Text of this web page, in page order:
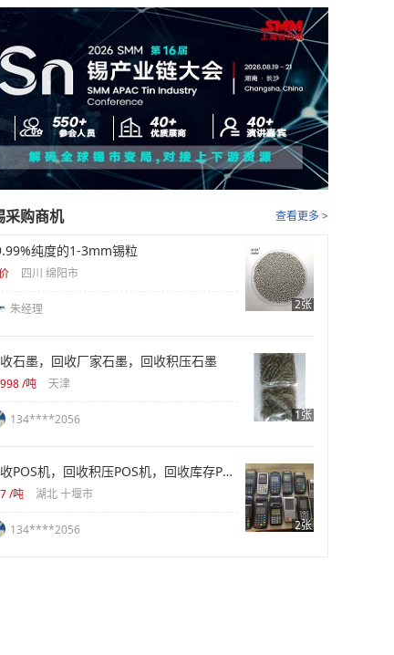
采购商机 查看更多 >
纯度的1-3mm锡粒
四川 绵阳市
朱经理 2张
石墨，回收厂家石墨，回收积压石墨
/吨 天津
134****2056 1张
回收POS机，回收积压POS机，回收库存POS机，回收库存POS机
/吨 湖北 十堰市
134****2056 2张